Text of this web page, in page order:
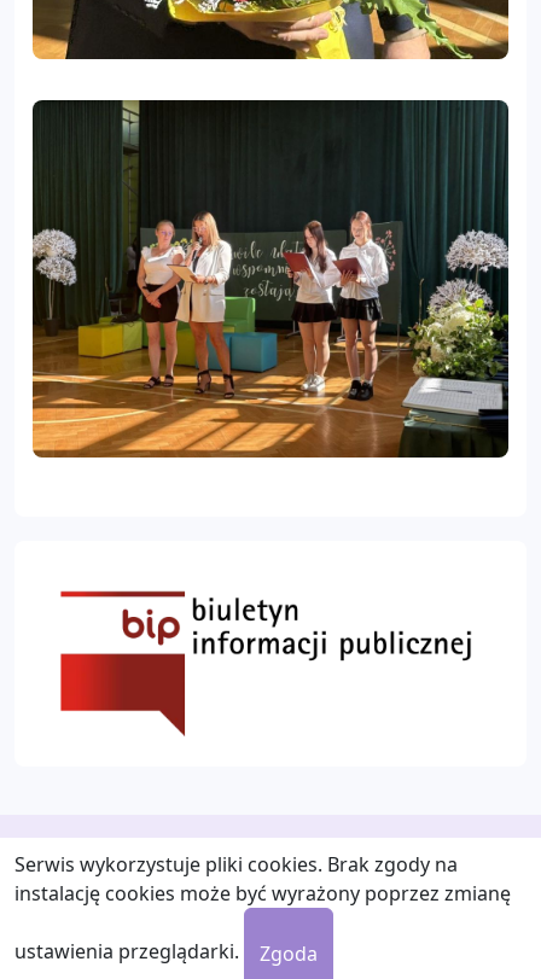
Serwis wykorzystuje pliki cookies. Brak zgody na
instalację cookies może być wyrażony poprzez zmianę
ustawienia przeglądarki. Zgoda